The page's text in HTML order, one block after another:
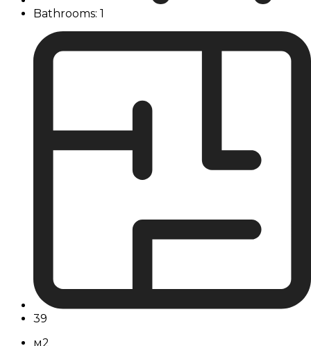
Bathrooms: 1
39
м2